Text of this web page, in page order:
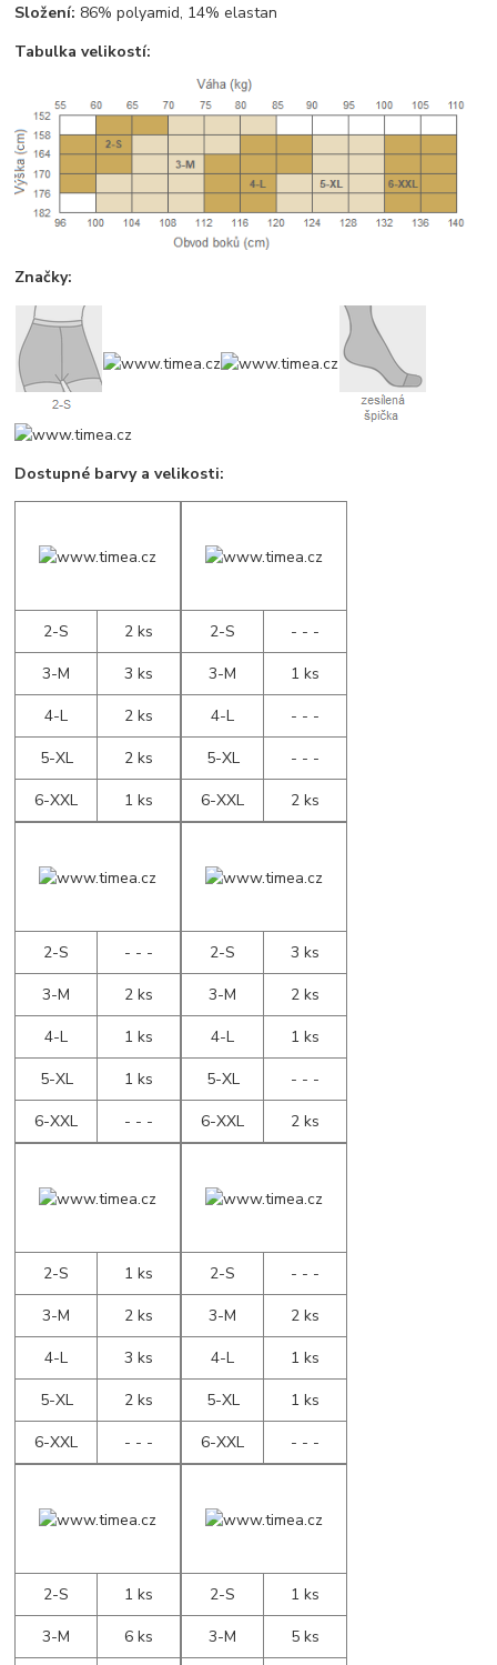
Složení: 86% polyamid, 14% elastan
Tabulka velikostí:
Značky:
Dostupné barvy a velikosti:
2-S
2 ks
3-M
3 ks
4-L
2 ks
5-XL
2 ks
6-XXL
1 ks
2-S
- - -
3-M
1 ks
4-L
- - -
5-XL
- - -
6-XXL
2 ks
2-S
- - -
3-M
2 ks
4-L
1 ks
5-XL
1 ks
6-XXL
- - -
2-S
3 ks
3-M
2 ks
4-L
1 ks
5-XL
- - -
6-XXL
2 ks
2-S
1 ks
3-M
2 ks
4-L
3 ks
5-XL
2 ks
6-XXL
- - -
2-S
- - -
3-M
2 ks
4-L
1 ks
5-XL
1 ks
6-XXL
- - -
2-S
1 ks
3-M
6 ks
2-S
1 ks
3-M
5 ks